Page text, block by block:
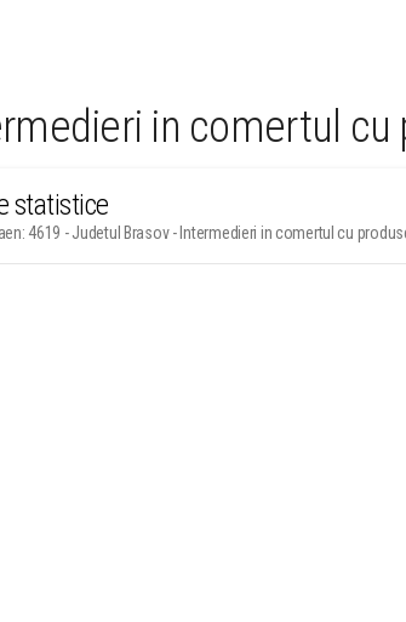
in comertul cu
statistice
4619 - Judetul Brasov - Intermedieri in comertul cu